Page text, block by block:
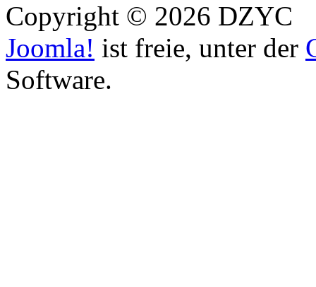
Copyright © 2026 DZYC
Joomla! ist freie, unter der
Software.